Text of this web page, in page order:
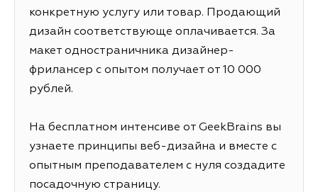
конкретную услугу или товар. Продающий
дизайн соответствующе оплачивается. За
макет одностраничника дизайнер-
фрилансер с опытом получает от 10 000
рублей.
На бесплатном интенсиве от GeekBrains вы
узнаете принципы веб-дизайна и вместе с
опытным преподавателем с нуля создадите
посадочную страницу.